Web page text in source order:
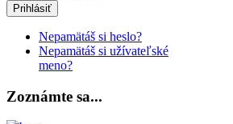
Prihlásiť
Nepamätáš si heslo?
Nepamätáš si užívateľské
meno?
Zoznámte sa...